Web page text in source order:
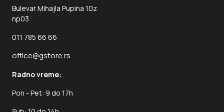
Bulevar Mihajla Pupina 10z
np03
011 785 66 66
office@gstore.rs
Radno vreme:
Pon - Pet: 9 do 17h